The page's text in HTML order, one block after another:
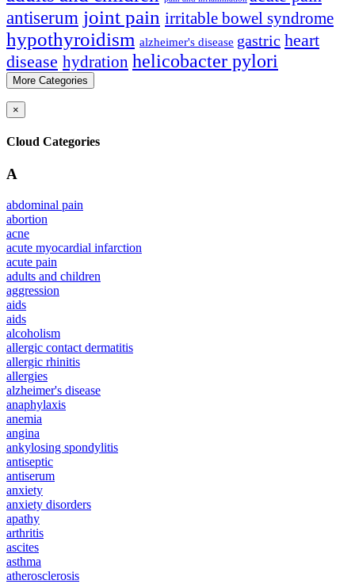
antiserum joint pain irritable bowel syndrome
hypothyroidism alzheimer's disease gastric heart
disease hydration helicobacter pylori
More Categories
×
Cloud Categories
A
abdominal pain
abortion
acne
acute myocardial infarction
acute pain
adults and children
aggression
aids
aids
alcoholism
allergic contact dermatitis
allergic rhinitis
allergies
alzheimer's disease
anaphylaxis
anemia
angina
ankylosing spondylitis
antiseptic
antiserum
anxiety
anxiety disorders
apathy
arthritis
ascites
asthma
atherosclerosis